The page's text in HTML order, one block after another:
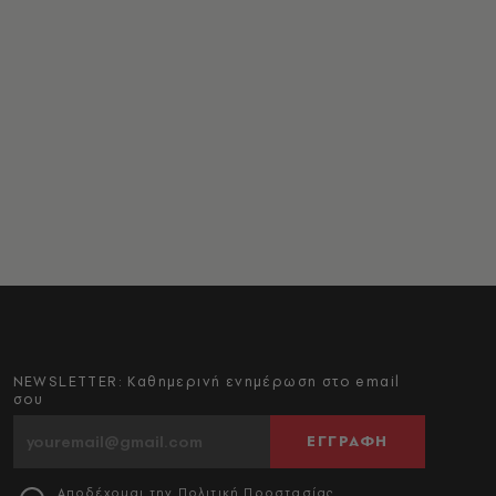
NEWSLETTER: Καθημερινή ενημέρωση στο email
σου
ΕΓΓΡΑΦΗ